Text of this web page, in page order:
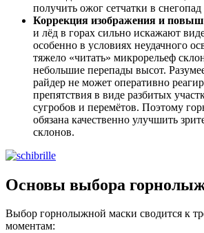
получить ожог сетчатки в
Коррекция изображения и
и лёд в горах сильно искажают
особенно в условиях неудачного
тяжело «читать» микрорельеф
небольшие перепады высот.
райдер не может оперативно
препятствия в виде разбитых
сугробов и перемётов. Поэтому
обязана качественно улучшить
склонов.
Основы выбора
Выбор горнолыжной маски сводится к
моментам: